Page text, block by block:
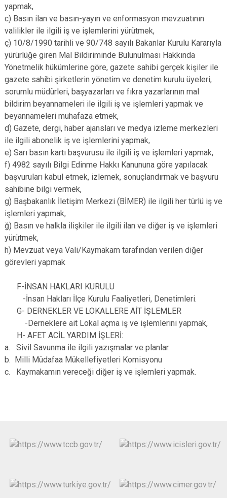
yapmak,
c) Basın ilan ve basın-yayın ve enformasyon mevzuatının
valilikler ile ilgili iş ve işlemlerini yürütmek,
ç) 10/8/1990 tarihli ve 90/748 sayılı Bakanlar Kurulu Kararıyla
yürürlüğe giren Mal Bildiriminde Bulunulması Hakkında
Yönetmelik hükümlerine göre, gazete sahibi gerçek kişiler ile
gazete sahibi şirketlerin yönetim ve denetim kurulu üyeleri,
sorumlu müdürleri, başyazarları ve fıkra yazarlarının mal
bildirim beyannameleri ile ilgili iş ve işlemleri yapmak ve
beyannameleri muhafaza etmek,
d) Gazete, dergi, haber ajansları ve medya izleme merkezleri
ile ilgili abonelik iş ve işlemlerini yapmak,
e) Sarı basın kartı başvurusu ile ilgili iş ve işlemleri yapmak,
f) 4982 sayılı Bilgi Edinme Hakkı Kanununa göre yapılacak
başvuruları kabul etmek, izlemek, sonuçlandırmak ve başvuru
sahibine bilgi vermek,
g) Başbakanlık İletişim Merkezi (BİMER) ile ilgili her türlü iş ve
işlemleri yapmak,
ğ) Basın ve halkla ilişkiler ile ilgili ilan ve diğer iş ve işlemleri
yürütmek,
h) Mevzuat veya Vali/Kaymakam tarafından verilen diğer
görevleri yapmak
F-İNSAN HAKLARI KURULU
-İnsan Hakları İlçe Kurulu Faaliyetleri, Denetimleri.
G- DERNEKLER VE LOKALLERE AİT İŞLEMLER
-Derneklere ait Lokal açma iş ve işlemlerini yapmak,
H- AFET ACİL YARDIM İŞLERİ:
a. Sivil Savunma ile ilgili yazışmalar ve planlar.
b. Milli Müdafaa Mükellefiyetleri Komisyonu
c. Kaymakamın vereceği diğer iş ve işlemleri yapmak.